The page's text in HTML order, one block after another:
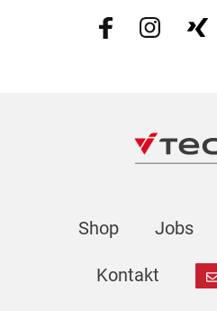
Shop Jobs
Kontakt